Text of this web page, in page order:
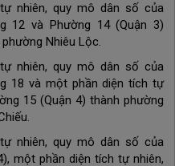
nhiên, quy mô dân số của
12 và Phường 14 (Quận 3)
Nhiêu Lộc.
nhiên, quy mô dân số của
18 và một phần diện tích tự
15 (Quận 4) thành phường
nhiên, quy mô dân số của
một phần diện tích tự nhiên,